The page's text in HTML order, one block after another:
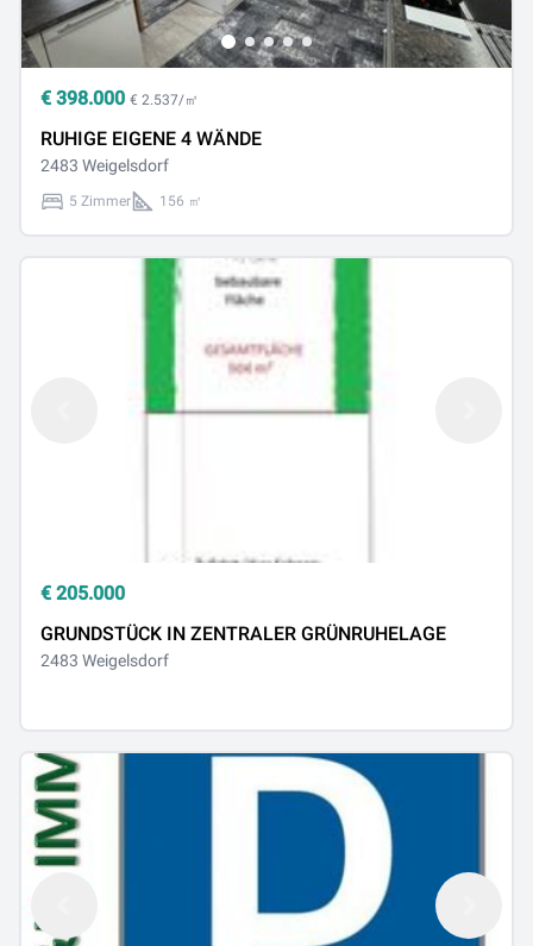
€ 398.000 € 2.537/㎡
RUHIGE EIGENE 4 WÄNDE
2483 Weigelsdorf
5 Zimmer 156 ㎡
€ 205.000
GRUNDSTÜCK IN ZENTRALER GRÜNRUHELAGE
2483 Weigelsdorf